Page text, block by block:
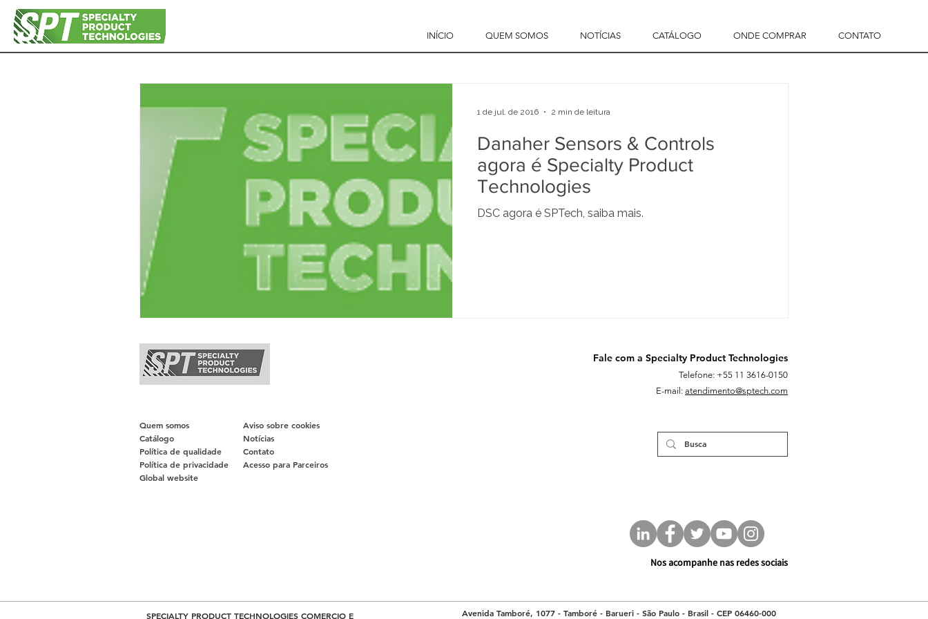
INÍCIO QUEM SOMOS NOTÍCIAS CATÁLOGO ONDE COMPRAR CONTATO
Danaher Sensors & Controls
agora é Specialty Product
Technologies
DSC agora é SPTech, saiba mais.
1 de jul. de 2016 2 min de leitura
Quem somos
Catálogo
Política de qualidade
Política de privacidade
Global website
Aviso sobre cookies
Notícias
Contato
Acesso para Parceiros
Fale com a Specialty Product Technologies
Telefone: +55 11 3616-0150
E-mail: atendimento@sptech.com
Nos acompanhe nas redes sociais
SPECIALTY PRODUCT TECHNOLOGIES COMERCIO E Avenida Tamboré, 1077 - Tamboré - Barueri - São Paulo - Brasil - CEP 06460-000